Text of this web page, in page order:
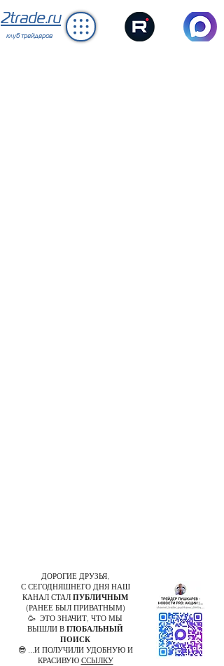
2trade.ru
клуб трейдеров
ДОРОГИЕ ДРУЗЬЯ,
С СЕГОДНЯШНЕГО ДНЯ НАШ
КАНАЛ СТАЛ ПУБЛИЧНЫМ
(РАНЕЕ БЫЛ ПРИВАТНЫМ)
🥳 ЭТО ЗНАЧИТ, ЧТО МЫ
ВЫШЛИ В ГЛОБАЛЬНЫЙ
ПОИСК
😎 ...И ПОЛУЧИЛИ УДОБНУЮ И
КРАСИВУЮ ССЫЛКУ